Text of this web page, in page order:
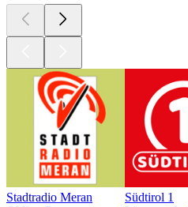
Stadtradio Meran
Südtirol 1